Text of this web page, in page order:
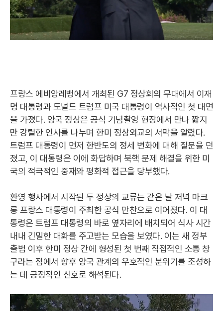
프랑스 에비앙레뱅에서 개최된 G7 정상회의 무대에서 이재
명 대통령과 도널드 트럼프 미국 대통령이 역사적인 첫 대면
을 가졌다. 양국 정상은 공식 기념촬영 현장에서 만나 짧지
만 강렬한 인사를 나누며 한미 정상외교의 서막을 알렸다.
트럼프 대통령이 먼저 한반도의 정세 변화에 대해 질문을 던
졌고, 이 대통령은 이에 화답하며 북핵 문제 해결을 위한 미
국의 적극적인 중재와 평화적 접근을 당부했다.
환영 행사에서 시작된 두 정상의 교류는 같은 날 저녁 마크
롱 프랑스 대통령이 주최한 공식 만찬으로 이어졌다. 이 대
통령은 트럼프 대통령의 바로 옆자리에 배치되어 식사 시간
내내 긴밀한 대화를 주고받는 모습을 보였다. 이는 새 정부
출범 이후 한미 정상 간에 형성된 첫 번째 직접적인 소통 창
구라는 점에서 향후 양국 관계의 우호적인 분위기를 조성하
는 데 긍정적인 신호로 해석된다.